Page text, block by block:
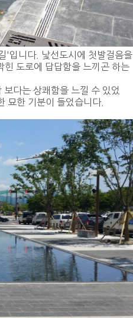
'입니다. 낯선도시에 첫발걸음을
힌 도로에 답답함을 느끼곤 하는
다는 상쾌함을 느낄 수 있었
묘한 기분이 들었습니다.